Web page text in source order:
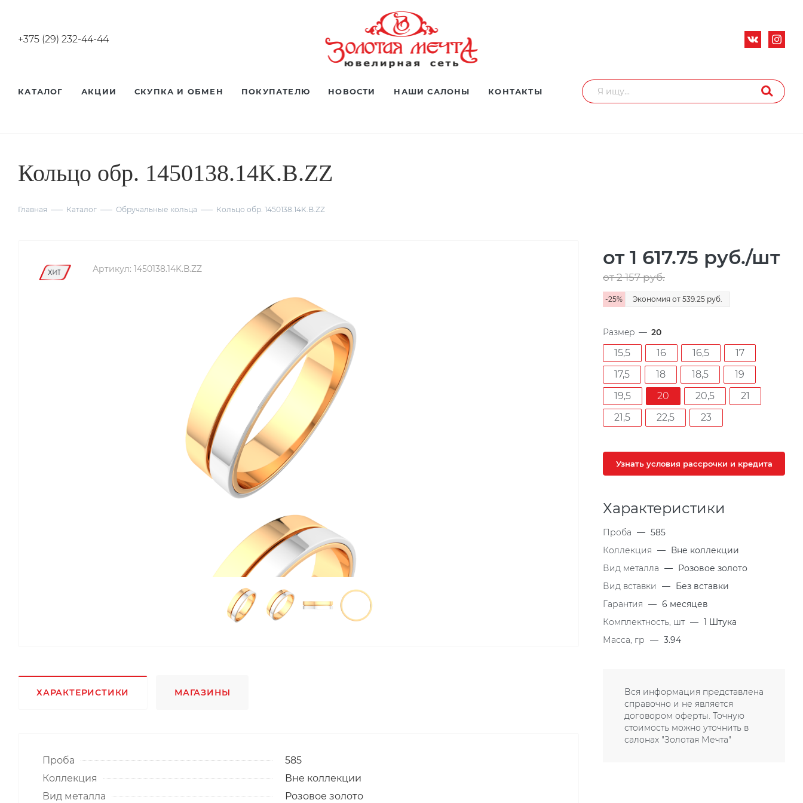
+375 (29) 232-44-44
КАТАЛОГ АКЦИИ СКУПКА И ОБМЕН ПОКУПАТЕЛЮ НОВОСТИ НАШИ САЛОНЫ КОНТАКТЫ
Кольцо обр. 1450138.14K.B.ZZ
Главная Каталог Обручальные кольца Кольцо обр. 1450138.14K.B.ZZ
Артикул: 1450138.14K.B.ZZ
ХАРАКТЕРИСТИКИ МАГАЗИНЫ
Проба
585
Коллекция
Вне коллекции
Вид металла
Розовое золото
от 1 617.75 руб./шт
от 2 157руб.
-25% Экономия от 539.25 руб.
Размер — 20
15,5 16 16,5
17
17,5
18 18,5
19
19,5
20 20,5
21
21,5
22,5 23
Узнать условия рассрочки и кредита
Характеристики
Проба — 585
Коллекция — Вне коллекции
Вид металла — Розовое золото
Вид вставки
— Без вставки
Гарантия — 6 месяцев
Комплектность, шт — 1 Штука
Масса, гр — 3.94
Вся информация представлена
справочно и не является
договором оферты. Точную
стоимость можно уточнить в
салонах "Золотая Мечта"